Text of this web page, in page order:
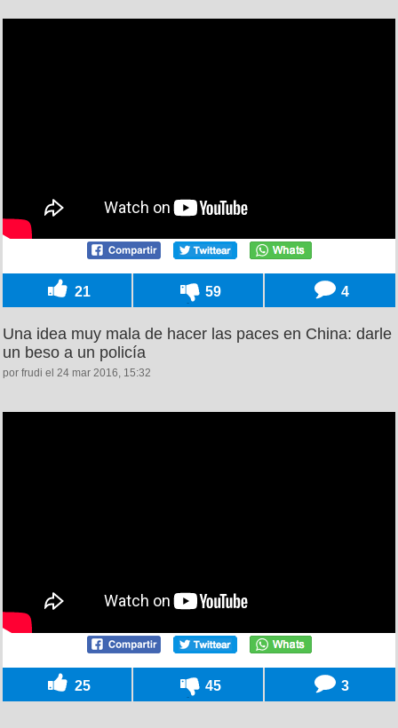
21 59 4
Una idea muy mala de hacer las paces en China: darle
un beso a un policía
por frudi el 24 mar 2016, 15:32
25 45 3